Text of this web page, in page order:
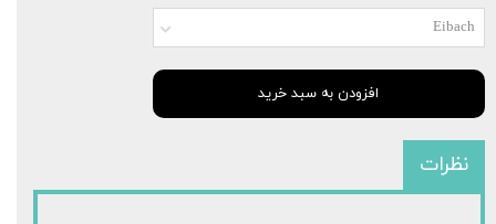
Eibach
افزودن به سبد خرید
نظرات